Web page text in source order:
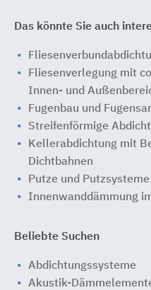
Das könnte Sie auch
Fliesenverlegung mit
Innen- und
Fugenbau und
Streifenförmige
Kellerabdichtung mit
Dichtbahnen
Putze und
Innenwanddämmung
Beliebte Suchen
Abdichtungssysteme
Akustik-